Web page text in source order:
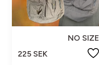
NO SIZE
225 SEK